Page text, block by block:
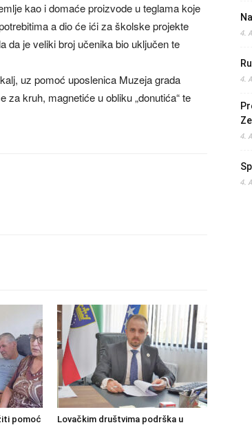
kao i domaće proizvode u teglama koje
a dio će ići za školske projekte
da je veliki broj učenika bio uključen te
uz pomoć uposlenica Muzeja grada
kruh, magnetiće u obliku „donutića“ te
pomoć
Lovačkim društvima podrška u
4.
4.
4.
4.